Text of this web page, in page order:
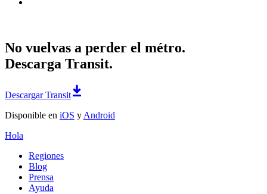
No vuelvas a perder el métro.
Descarga Transit.
Descargar Transit
Disponible en iOS y Android
Hola
Regiones
Blog
Prensa
Ayuda